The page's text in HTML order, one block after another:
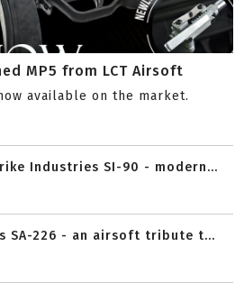
MP5 from LCT Airsoft
available on the market.
Industries SI-90 - modern...
SA-226 - an airsoft tribute t...